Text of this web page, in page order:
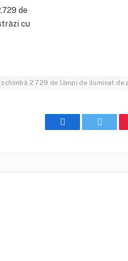
schimbă 2.729 de lămpi de iluminat
Facebook Twitter